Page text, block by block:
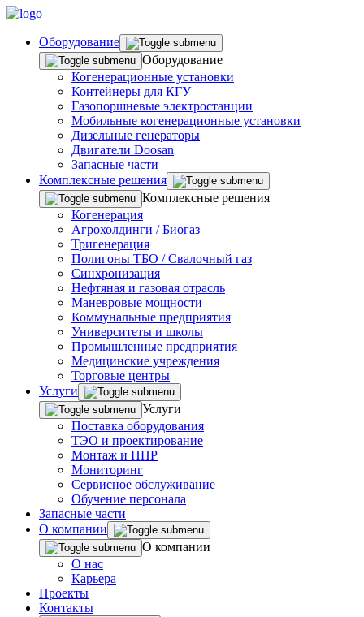
Оборудование
Оборудование
Когенерационные установки
Контейнеры для КГУ
Газопоршневые электростанции
Мобильные когенерационные установки
Дизельные генераторы
Двигатели Doosan
Запасные части
Комплексные решения
Комплексные решения
Когенерация
Агрохолдинги / Биогаз
Тригенерация
Полигоны ТБО / Свалочный газ
Синхронизация
Нефтяная и газовая отрасль
Маневровые мощности
Коммунальные предприятия
Университеты и школы
Промышленные предприятия
Медицинские учреждения
Торговые центры
Услуги
Услуги
Поставка оборудования
ТЭО и проектирование
Монтаж и ПНР
Мониторинг
Сервисное обслуживание
Обучение персонала
Запасные части
О компании
О компании
О нас
Карьера
Проекты
Контакты